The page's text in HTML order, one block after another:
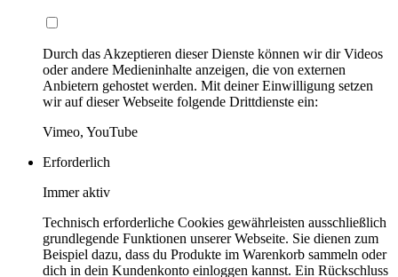
Durch das Akzeptieren dieser Dienste können wir dir Videos
oder andere Medieninhalte anzeigen, die von externen
Anbietern gehostet werden. Mit deiner Einwilligung setzen
wir auf dieser Webseite folgende Drittdienste ein:
Vimeo, YouTube
Erforderlich
Immer aktiv
Technisch erforderliche Cookies gewährleisten ausschließlich
grundlegende Funktionen unserer Webseite. Sie dienen zum
Beispiel dazu, dass du Produkte im Warenkorb sammeln oder
dich in dein Kundenkonto einloggen kannst. Ein Rückschluss